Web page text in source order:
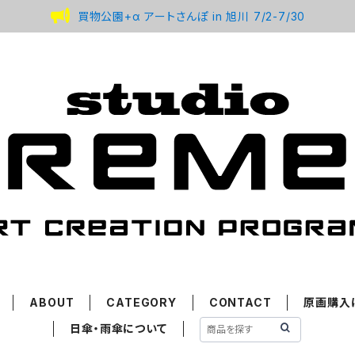
買物公園+α アートさんぽ in 旭川 7/2-7/30
ABOUT CATEGORY CONTACT
原画購入
日傘・雨傘について